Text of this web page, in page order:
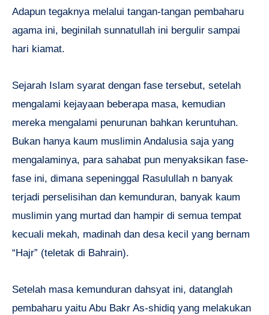
Adapun tegaknya melalui tangan-tangan pembaharu
agama ini, beginilah sunnatullah ini bergulir sampai
hari kiamat.
Sejarah Islam syarat dengan fase tersebut, setelah
mengalami kejayaan beberapa masa, kemudian
mereka mengalami penurunan bahkan keruntuhan.
Bukan hanya kaum muslimin Andalusia saja yang
mengalaminya, para sahabat pun menyaksikan fase-
fase ini, dimana sepeninggal Rasulullah n banyak
terjadi perselisihan dan kemunduran, banyak kaum
muslimin yang murtad dan hampir di semua tempat
kecuali mekah, madinah dan desa kecil yang bernam
“Hajr” (teletak di Bahrain).
Setelah masa kemunduran dahsyat ini, datanglah
pembaharu yaitu Abu Bakr As-shidiq yang melakukan